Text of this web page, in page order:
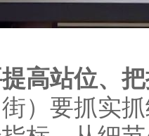
高站位、
）要抓实